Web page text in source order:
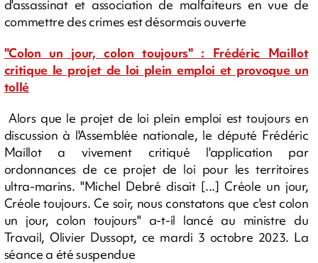
d'assassinat et association de malfaiteurs en vue de
commettre des crimes est désormais ouverte
"Colon un jour, colon toujours" : Frédéric Maillot
critique le projet de loi plein emploi et provoque un
tollé
Alors que le projet de loi plein emploi est toujours en
discussion à l'Assemblée nationale, le député Frédéric
Maillot a vivement critiqué l'application par
ordonnances de ce projet de loi pour les territoires
ultra-marins. "Michel Debré disait [...] Créole un jour,
Créole toujours. Ce soir, nous constatons que c'est colon
un jour, colon toujours" a-t-il lancé au ministre du
Travail, Olivier Dussopt, ce mardi 3 octobre 2023. La
séance a été suspendue